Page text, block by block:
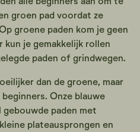
groen pad voordat ze
groene paden kom je geen
kun je gemakkelijk rollen
paden of grindwegen.
dan de groene, maar
Onze blauwe
gebouwde paden met
plateausprongen en